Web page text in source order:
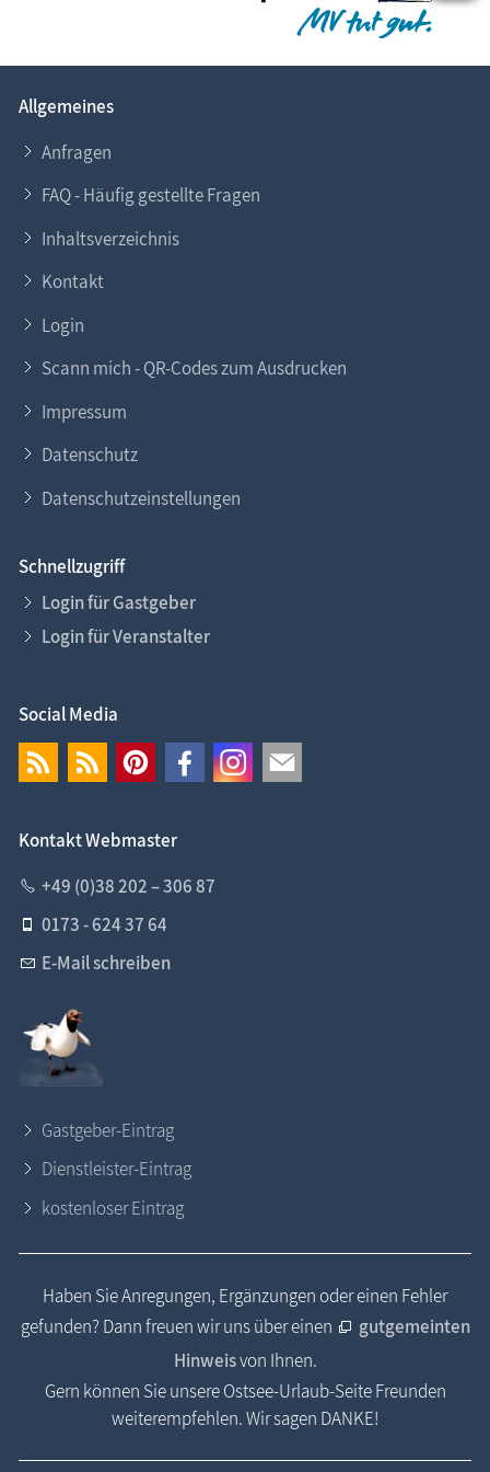
Allgemeines
Anfragen
FAQ - Häufig gestellte Fragen
Inhaltsverzeichnis
Kontakt
Login
Scann mich - QR-Codes zum Ausdrucken
Impressum
Datenschutz
Datenschutzeinstellungen
Schnellzugriff
Login für Gastgeber
Login für Veranstalter
Social Media
Kontakt Webmaster
+49 (0)38 202 – 306 87
0173 - 624 37 64
E-Mail schreiben
Gastgeber-Eintrag
Dienstleister-Eintrag
kostenloser Eintrag
Haben Sie Anregungen, Ergänzungen oder einen Fehler
gefunden? Dann freuen wir uns über einen
gutgemeinten
Hinweisvon Ihnen.
Gern können Sie unsere Ostsee-Urlaub-Seite Freunden
weiterempfehlen. Wir sagen DANKE!